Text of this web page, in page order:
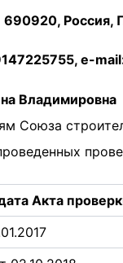
690920, Россия,
e-
Владимировна
Союза
Акта